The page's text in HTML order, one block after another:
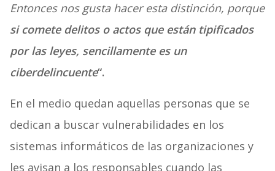
Entonces nos gusta hacer esta distinción, porque
si comete delitos o actos que están tipificados
por las leyes, sencillamente es un
ciberdelincuente“.
En el medio quedan aquellas personas que se
dedican a buscar vulnerabilidades en los
sistemas informáticos de las organizaciones y
les avisan a los responsables cuando las